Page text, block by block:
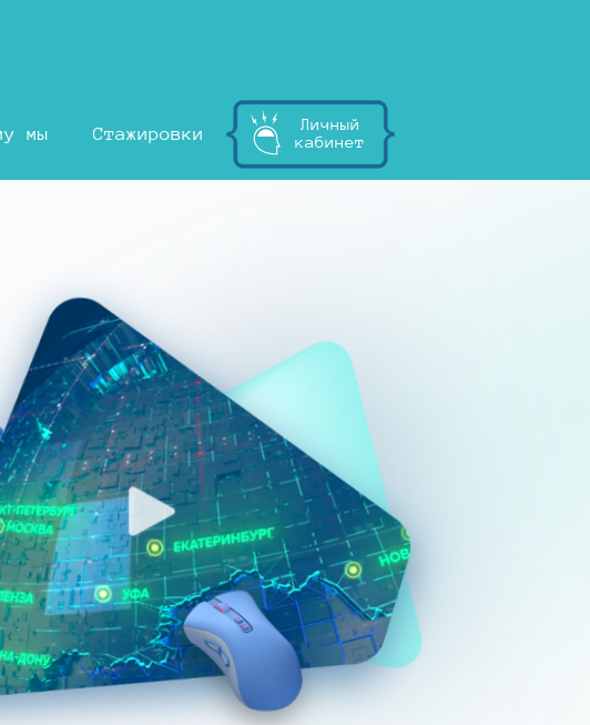
мы Стажировки
Личный
кабинет